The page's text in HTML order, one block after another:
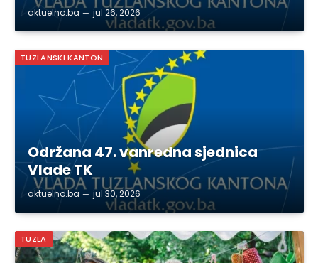
aktuelno.ba jul 26, 2026
TUZLANSKI KANTON
Održana 47. vanredna sjednica
Vlade TK
aktuelno.ba jul 30, 2026
TUZLA